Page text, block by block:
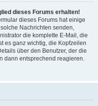
dieses Forums erhalten!
dieses Forums hat einige
Nachrichten senden,
die komplette E-Mail, die
es ganz wichtig, die Kopfzeilen
über den Benutzer, der die
dann entsprechend reagieren.